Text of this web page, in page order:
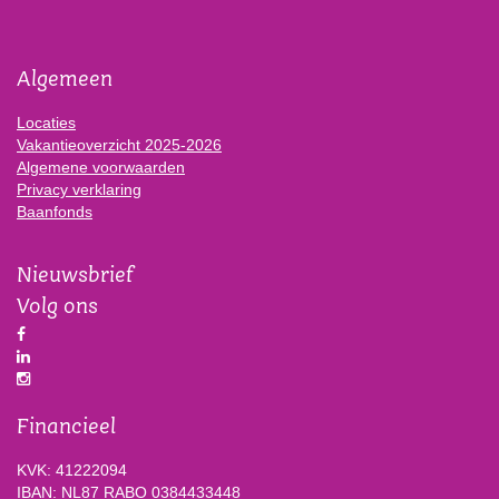
Algemeen
Locaties
Vakantieoverzicht 2025-2026
Algemene voorwaarden
Privacy verklaring
Baanfonds
Nieuwsbrief
Volg ons
Financieel
KVK: 41222094
IBAN: NL87 RABO 0384433448